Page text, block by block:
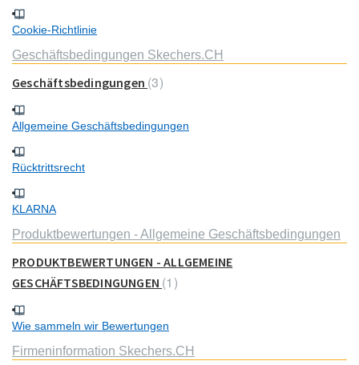
Cookie-Richtlinie
Geschäftsbedingungen Skechers.CH
Geschäftsbedingungen 3
Allgemeine Geschäftsbedingungen
Rücktrittsrecht
KLARNA
Produktbewertungen - Allgemeine Geschäftsbedingungen
PRODUKTBEWERTUNGEN - ALLGEMEINE
GESCHÄFTSBEDINGUNGEN 1
Wie sammeln wir Bewertungen
Firmeninformation Skechers.CH